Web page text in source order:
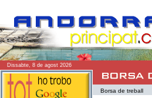
Dissabte, 8 de agost 2026
Borsa de treball